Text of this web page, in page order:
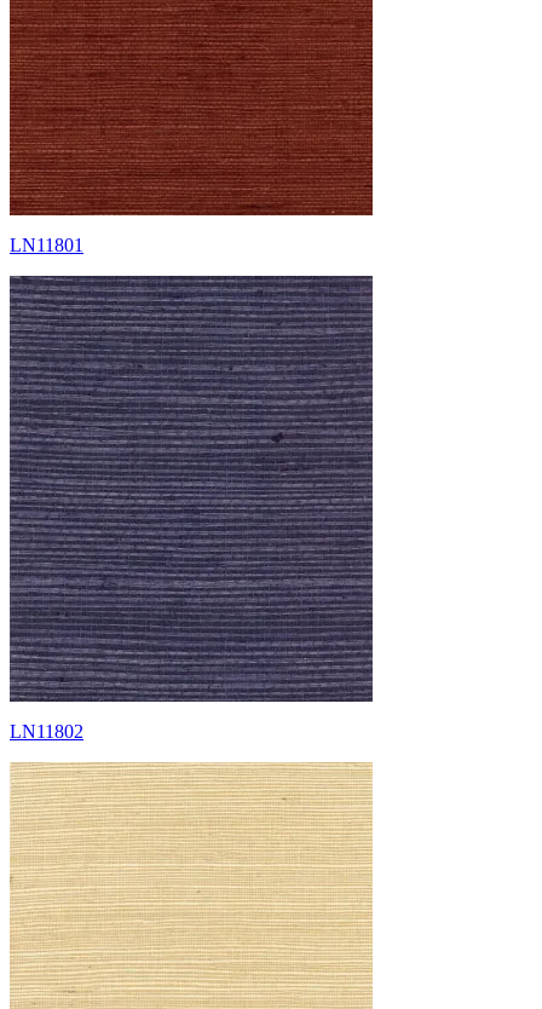
LN11801
LN11802